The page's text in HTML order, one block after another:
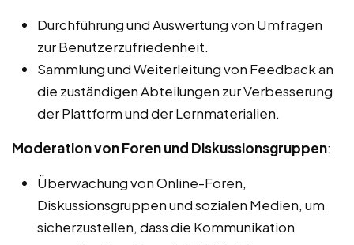
Durchführung und Auswertung von Umfragen
zur Benutzerzufriedenheit.
Sammlung und Weiterleitung von Feedback an
die zuständigen Abteilungen zur Verbesserung
der Plattform und der Lernmaterialien.
Moderation von Foren und Diskussionsgruppen:
Überwachung von Online-Foren,
Diskussionsgruppen und sozialen Medien, um
sicherzustellen, dass die Kommunikation